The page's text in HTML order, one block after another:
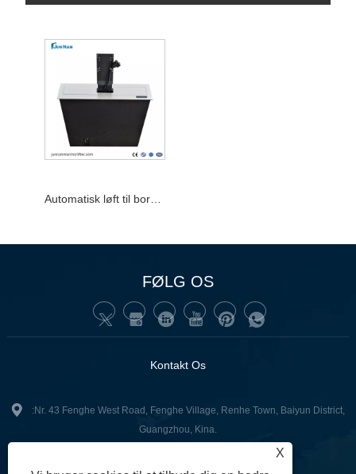
Automatisk løft til bordskjult skærm med LED-skærm/pop-op-computerskærmløft
FØLG OS
Kontakt Os
:Nr. 43 Fenghe West Road, Fenghe Village, Renhe Town, Baiyun District,
Guangzhou, Kina.
X